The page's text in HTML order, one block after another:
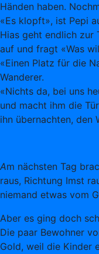
Händen haben.
«Es klopft», ist Pepi
Hias geht endlich zur
auf und fragt «Was
«Einen Platz für die
Wanderer.
«Nichts da, bei uns
und macht ihm die
ihn übernachten, den
Am nächsten Tag
raus, Richtung Imst
niemand etwas vom
Aber es ging doch
Die paar Bewohner
Gold, weil die Kinder